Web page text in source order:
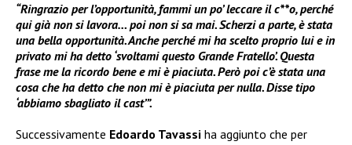
“Ringrazio per l’opportunità, fammi un po’ leccare il c**o, perché
qui già non si lavora… poi non si sa mai. Scherzi a parte, è stata
una bella opportunità. Anche perché mi ha scelto proprio lui e in
privato mi ha detto ‘svoltami questo Grande Fratello’. Questa
frase me la ricordo bene e mi è piaciuta. Però poi c’è stata una
cosa che ha detto che non mi è piaciuta per nulla. Disse tipo
‘abbiamo sbagliato il cast’”.
Successivamente Edoardo Tavassi ha aggiunto che per